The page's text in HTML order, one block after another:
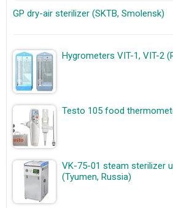
GP dry-air sterilizer (SKTB, Smolensk)
Hygrometers VIT-1, VIT-2
Testo 105 food
VK-75-01 steam sterilizer
(Tyumen, Russia)